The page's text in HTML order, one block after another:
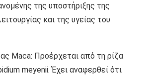
της υποστήριξης της
και της υγείας του
Maca: Προέρχεται από τη ρίζα
meyenii. Έχει αναφερθεί ότι